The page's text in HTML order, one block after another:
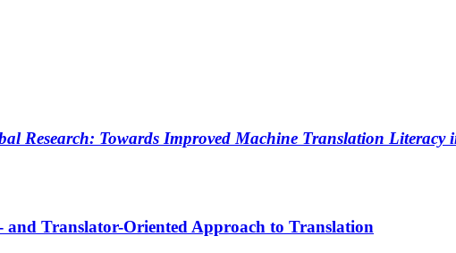
Research: Towards Improved Machine Translation Literacy
Translator-Oriented Approach to Translation